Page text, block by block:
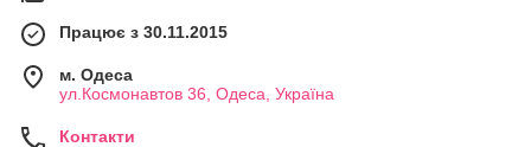
Працює з 30.11.2015
м. Одеса
ул.Космонавтов 36, Одеса, Україна
Контакти